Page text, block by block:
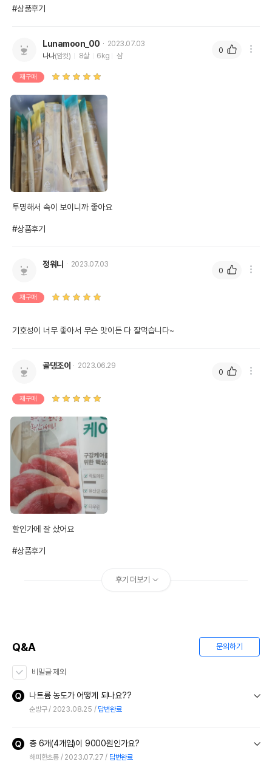
#상품후기
Lunamoon_00
2023.07.03
나나(암컷) 8살 6kg 샴
재구매
투명해서 속이 보이니까 좋아요
#상품후기
0
정워니 2023.07.03
재구매
기호성이 너무 좋아서 무슨 맛이든 다 잘먹습니다~
0
골댕조이 2023.06.29
재구매
할인가에 잘 샀어요
#상품후기
0
후기 더보기
Q&A 문의하기
비밀글 제외
나트륨 농도가 어떻게 되나요??
순방구 2023.08.25 답변완료
총 6개(4개입)이 9000원인가요?
해피한초롱 2023.07.27 답변완료